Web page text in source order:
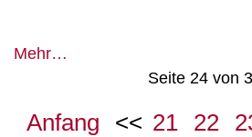
Mehr…
Seite 24 von
Anfang 21 22